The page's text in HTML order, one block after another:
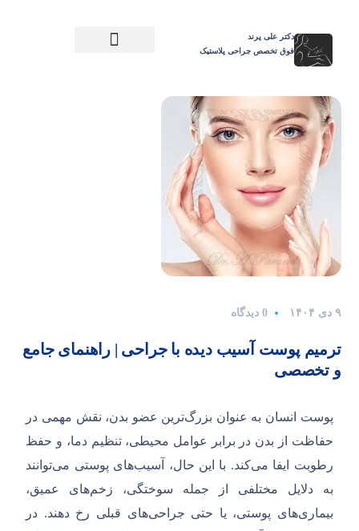
دکتر علی پرند
فوق تخصص جراحی پلاستیک
۹ دی ۱۴۰۴ 0 دیدگاه
ترمیم پوست آسیب دیده با جراحی | راهنمای جامع
و تخصصی
پوست انسان به عنوان بزرگ‌ترین عضو بدن، نقش مهمی در
حفاظت از بدن در برابر عوامل محیطی، تنظیم دما، و حفظ
رطوبت ایفا می‌کند. با این حال، آسیب‌های پوستی می‌توانند
به دلایل مختلفی از جمله سوختگی، زخم‌های عمیق،
بیماری‌های پوستی، یا حتی جراحی‌های قبلی رخ دهند. در